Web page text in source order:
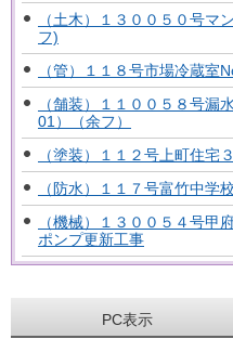
（土木）１３００５０号マ
フ)
（管）１１８号市場冷蔵室
（舗装）１１００５８号漏
01）（余フ）
（塗装）１１２号上町住宅
（防水）１１７号富竹中学
（機械）１３００５４号
ポンプ更新工事
PC表示